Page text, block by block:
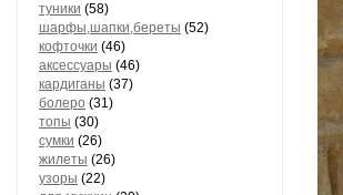
туники (58)
шарфы,шапки,береты (52)
кофточки (46)
аксессуары (46)
кардиганы (37)
болеро (31)
топы (30)
сумки (26)
жилеты (26)
узоры (22)